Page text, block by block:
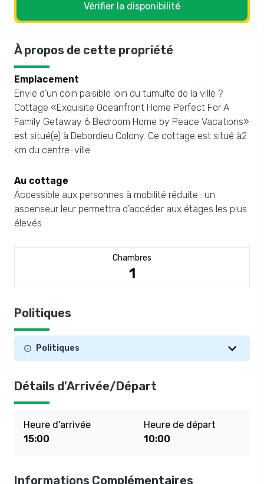
Vérifier la disponibilité
À propos de cette propriété
Emplacement
Envie d’un coin paisible loin du tumulte de la ville ?
Cottage «Exquisite Oceanfront Home Perfect For A
Family Getaway 6 Bedroom Home by Peace Vacations»
est situé(e) à Debordieu Colony. Ce cottage est situé à2
km du centre-ville.
Au cottage
Accessible aux personnes à mobilité réduite : un
ascenseur leur permettra d’accéder aux étages les plus
élevés.
Chambres
1
Politiques
Politiques
Détails d'Arrivée/Départ
Heure d'arrivée
15:00
Heure de départ
10:00
Informations Complémentaires